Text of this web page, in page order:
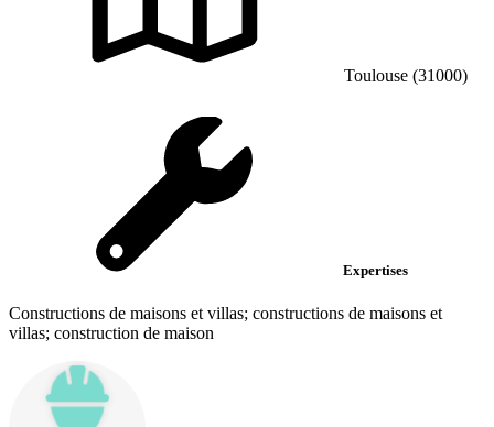
Toulouse (31000)
Expertises
Constructions de maisons et villas; constructions de maisons et
villas; construction de maison